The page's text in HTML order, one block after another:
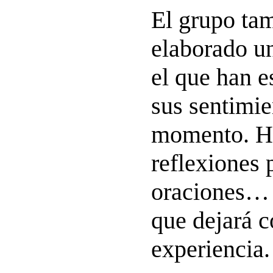
El grupo
elaborado
el que han
sus
momento.
reflexiones
oraciones…
que dejará
experiencia.